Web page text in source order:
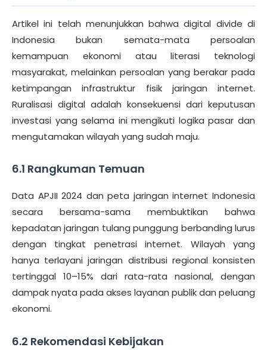
Artikel ini telah menunjukkan bahwa digital divide di
Indonesia bukan semata-mata persoalan
kemampuan ekonomi atau literasi teknologi
masyarakat, melainkan persoalan yang berakar pada
ketimpangan infrastruktur fisik jaringan internet.
Ruralisasi digital adalah konsekuensi dari keputusan
investasi yang selama ini mengikuti logika pasar dan
mengutamakan wilayah yang sudah maju.
6.1 Rangkuman Temuan
Data APJII 2024 dan peta jaringan internet Indonesia
secara bersama-sama membuktikan bahwa
kepadatan jaringan tulang punggung berbanding lurus
dengan tingkat penetrasi internet. Wilayah yang
hanya terlayani jaringan distribusi regional konsisten
tertinggal 10–15% dari rata-rata nasional, dengan
dampak nyata pada akses layanan publik dan peluang
ekonomi.
6.2 Rekomendasi Kebijakan